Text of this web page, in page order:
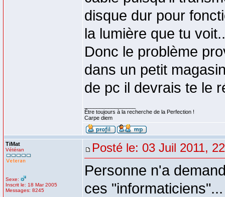
disque dur pour
la lumière que tu
Donc le problème
dans un petit
de pc il devrais te le
Être toujours à la recherche de la Perfection !
Carpe diem
TiMat
Vétéran
Sexe:
Inscrit le: 18 Mar 2005
Messages: 8245
Posté le: 03 Juil 2011,
Personne n'a
ces "informaticiens"...